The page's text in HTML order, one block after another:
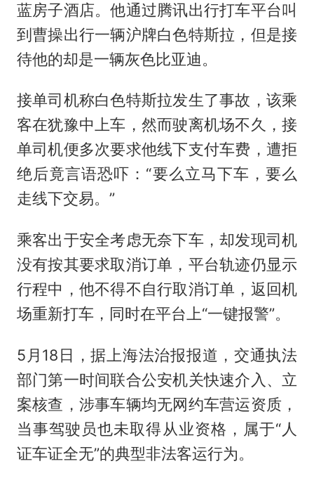
蓝房子酒店。他通过腾讯出行打车平台叫
到曹操出行一辆沪牌白色特斯拉，但是接
待他的却是一辆灰色比亚迪。
接单司机称白色特斯拉发生了事故，该乘
客在犹豫中上车，然而驶离机场不久，接
单司机便多次要求他线下支付车费，遭拒
绝后竟言语恐吓：“要么立马下车，要么
走线下交易。”
乘客出于安全考虑无奈下车，却发现司机
没有按其要求取消订单，平台轨迹仍显示
行程中，他不得不自行取消订单，返回机
场重新打车，同时在平台上“一键报警”。
5月18日，据上海法治报报道，交通执法
部门第一时间联合公安机关快速介入、立
案核查，涉事车辆均无网约车营运资质，
当事驾驶员也未取得从业资格，属于“人
证车证全无”的典型非法客运行为。